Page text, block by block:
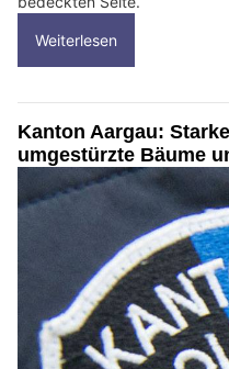
Weiterlesen
Kanton Aargau:
umgestürzte Bäume